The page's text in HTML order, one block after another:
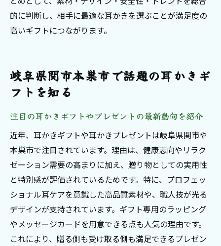
的に判断し、相手に最適な耳かきを選ぶことが満足度の
高いギフトにつながります。
岐阜県関市本巣市で話題の耳かきギ
フトを知る
注目の耳かきギフトやプレゼントの最新動向を紹介
近年、耳かきギフトや耳かきプレゼントは岐阜県関市や
本巣市で注目されています。理由は、健康志向やリラク
ゼーション需要の高まりに加え、贈り物としての実用性
と特別感が評価されているためです。特に、プロフェッ
ショナル耳ケアを意識した高品質素材や、職人技が光る
デザインが支持されています。ギフト専用のラッピング
やメッセージカードを用意できる点も人気の理由です。
これにより、贈る側も受け取る側も満足できるプレゼン